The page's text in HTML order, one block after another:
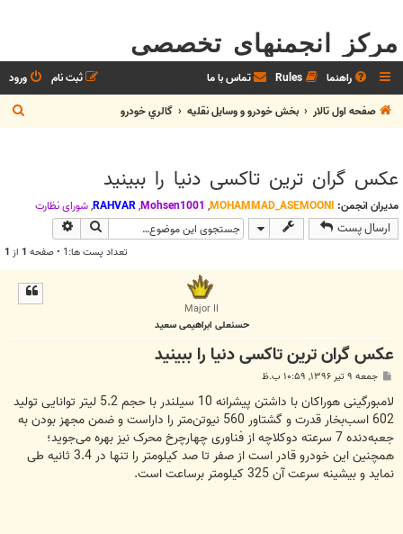
مرکز انجمنهای تخصصی
راهنما Rules تماس با ما ورود
ثبت نام
صفحه اول تالار
بخش خودرو و وسايل نقليه گالري خودرو
س
عکس گران ترین تاکسی دنیا را ببینید
مدیران انجمن: MOHAMMAD_ASEMOONI
,
Mohsen1001
,
RAHVAR
,شوراي نظارت
ارسال پست جستجو
تعداد پست ها:1 • صفحه 1 از 1
Major II
حسنعلی ابراهیمی سعید
عکس گران ترین تاکسی دنیا را ببینید
ت
جمعه ۹ تیر ۱۳۹۶, ۱۰:۵۹ ب.ظ
لامبورگینی هوراکان با داشتن پیشرانه‌ 10 سیلندر با حجم 5.2 لیتر توانایی تولید
602 اسب‌بخار قدرت و گشتاور 560 نیوتن‌متر را داراست و ضمن مجهز بودن به
جعبه‌دنده 7 سرعته دوکلاچه از فناوری چهارچرخ محرک نیز بهره می‌جوید؛
همچنین این خودرو قادر است از صفر تا صد کیلومتر را تنها در 3.4 ثانیه طی
نماید و بیشینه سرعت آن 325 کیلومتر برساعت است.